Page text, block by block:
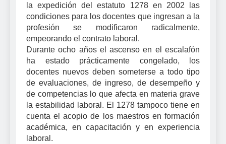
la expedición del estatuto 1278 en 2002 las
condiciones para los docentes que ingresan a la
profesión se modificaron radicalmente,
empeorando el contrato laboral.
Durante ocho años el ascenso en el escalafón
ha estado prácticamente congelado, los
docentes nuevos deben someterse a todo tipo
de evaluaciones, de ingreso, de desempeño y
de competencias lo que afecta en materia grave
la estabilidad laboral. El 1278 tampoco tiene en
cuenta el acopio de los maestros en formación
académica, en capacitación y en experiencia
laboral.